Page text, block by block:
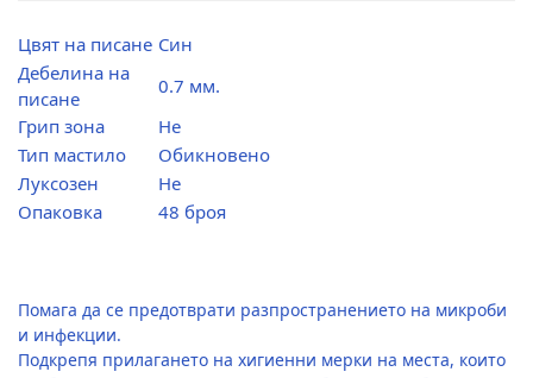
Цвят на писане Син
Дебелина на
писане
0.7 мм.
Грип зона
Не
Тип мастило
Обикновено
Луксозен
Не
Опаковка
48 броя
Помага да се предотврати разпространението на микроби
и инфекции.
Подкрепя прилагането на хигиенни мерки на места, които